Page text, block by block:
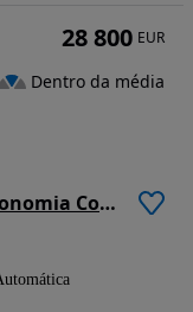
Citroën e-C3 Aircross 44 kWh Autonomia Conforto Max
28 800 EUR
Dentro da média